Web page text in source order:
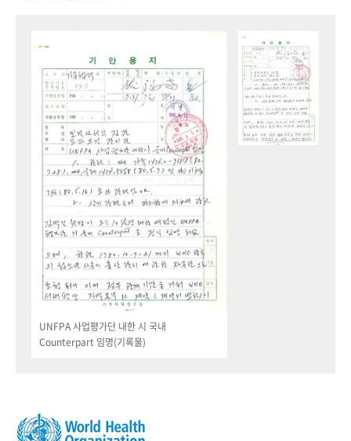
UNFPA 사업평가단 내한 시 국내
Counterpart 임명(기록물)